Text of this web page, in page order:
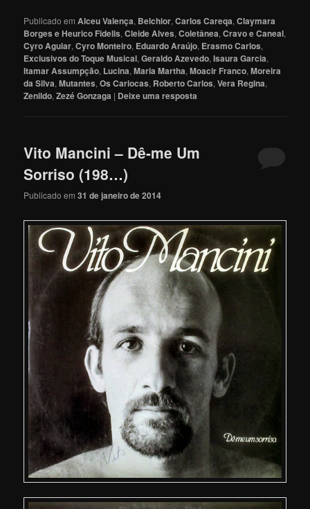
Publicado em Alceu Valença, Belchior,Carlos Careqa,Claymara
Borges e Heurico Fidelis,Cleide Alves,Coletânea,Cravo e Caneal,
Cyro Aguiar,Cyro Monteiro, Eduardo Araújo, Erasmo Carlos,
Exclusivos do Toque Musical,Geraldo Azevedo,Isaura Garcia,
Itamar Assumpção, Lucina,Maria Martha,Moacir Franco,Moreira
da Silva,Mutantes,Os Cariocas, Roberto Carlos,Vera Regina,
Zenildo,Zezé Gonzaga | Deixe uma resposta
Vito Mancini – Dê-me Um
Sorriso (198…)
Publicado em31 de janeiro de 2014